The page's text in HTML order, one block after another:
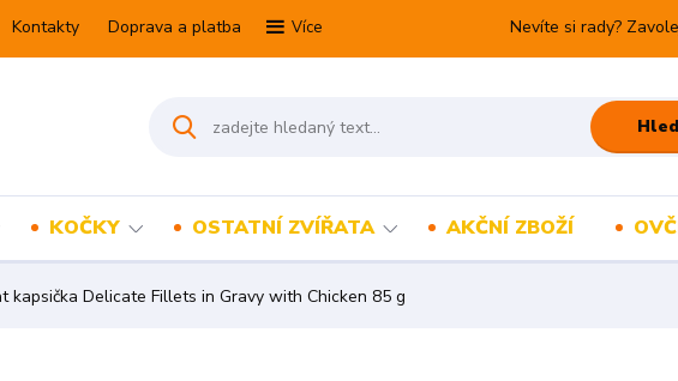
Kontakty Doprava a platba Více Nevíte si rady?
KOČKY OSTATNÍ ZVÍŘATA AKČNÍ ZBOŽÍ
kapsička Delicate Fillets in Gravy with Chicken 85 g